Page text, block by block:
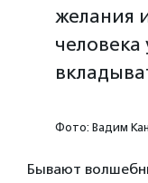
желания
человека
Фото: Вадим
Бывают